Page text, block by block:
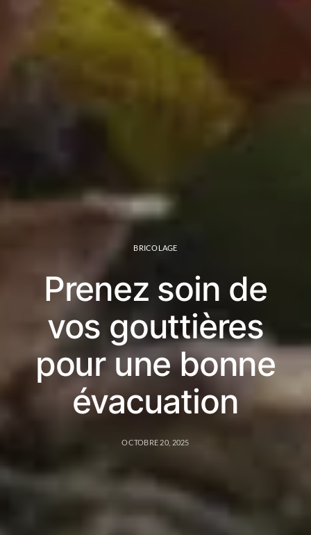
BRICOLAGE
Prenez soin de
vos gouttières
pour une bonne
évacuation
OCTOBRE 20, 2025